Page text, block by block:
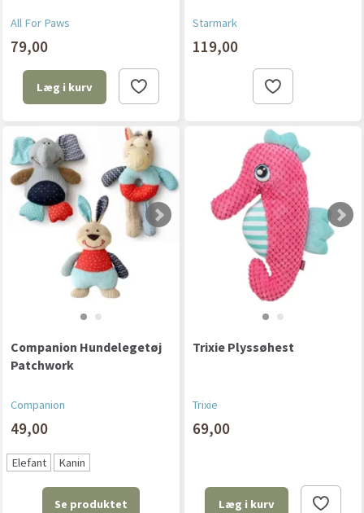
All For Paws
79,00
Læg i kurv
Starmark
119,00
Companion Hundelegetøj
Patchwork
Companion
49,00
Elefant Kanin
Se produktet
Trixie Plyssøhest
Trixie
69,00
Læg i kurv